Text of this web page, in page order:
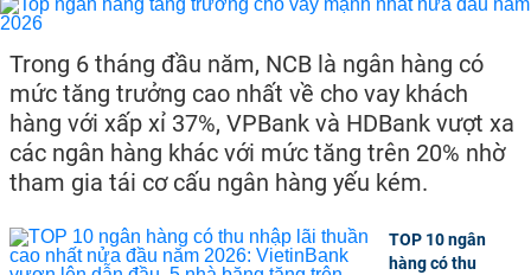
Trong 6 tháng đầu năm, NCB là ngân hàng có
mức tăng trưởng cao nhất về cho vay khách
hàng với xấp xỉ 37%, VPBank và HDBank vượt xa
các ngân hàng khác với mức tăng trên 20% nhờ
tham gia tái cơ cấu ngân hàng yếu kém.
TOP 10 ngân
hàng có thu